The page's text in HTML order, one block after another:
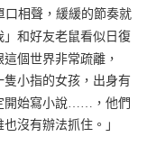
口相聲，緩緩的節奏就
和好友老鼠看似日復
個世界非常疏離，
隻小指的女孩，出身有
開始寫小說……，他們
沒有辦法抓住。」